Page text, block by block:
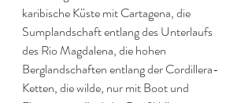
karibische Küste mit Cartagena, die
Sumplandschaft entlang des Unterlaufs
des Rio Magdalena, die hohen
Berglandschaften entlang der Cordillera-
Ketten, die wilde, nur mit Boot und